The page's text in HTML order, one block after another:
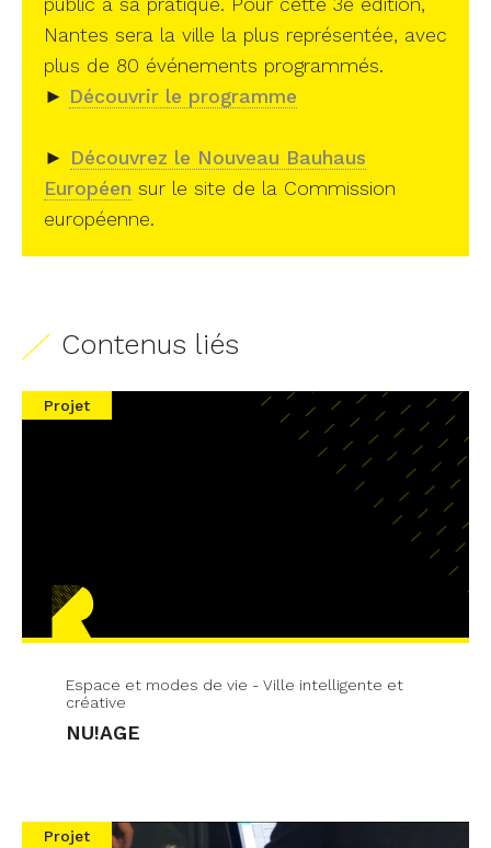
public à sa pratique. Pour cette 3e édition,
Nantes sera la ville la plus représentée, avec
plus de 80 événements programmés.
► Découvrir le programme
► Découvrez le Nouveau Bauhaus
Européen sur le site de la Commission
européenne.
Contenus liés
Projet
Espace et modes de vie - Ville intelligente et
créative
NU!AGE
Projet